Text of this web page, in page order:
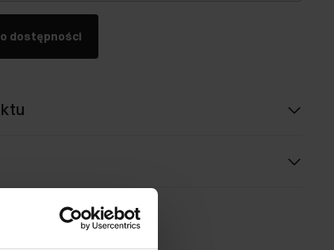
dostępności